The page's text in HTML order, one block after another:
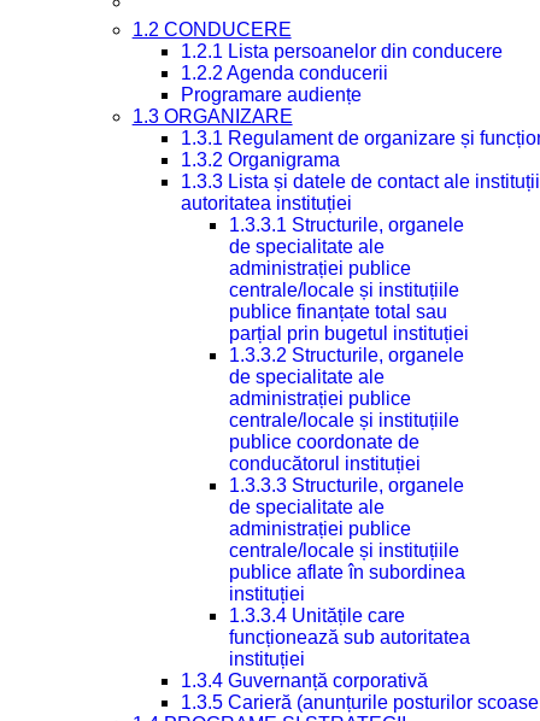
1.2 CONDUCERE
1.2.1 Lista persoanelor din conducere
1.2.2 Agenda conducerii
Programare audiențe
1.3 ORGANIZARE
1.3.1 Regulament de organizare și
1.3.2 Organigrama
1.3.3 Lista și datele de contact ale
autoritatea instituției
1.3.3.1 Structurile, organele
de specialitate ale
administrației publice
centrale/locale și instituțiile
publice finanțate total sau
parțial prin bugetul instituției
1.3.3.2 Structurile, organele
de specialitate ale
administrației publice
centrale/locale și instituțiile
publice coordonate de
conducătorul instituției
1.3.3.3 Structurile, organele
de specialitate ale
administrației publice
centrale/locale și instituțiile
publice aflate în subordinea
instituției
1.3.3.4 Unitățile care
funcționează sub autoritatea
instituției
1.3.4 Guvernanță corporativă
1.3.5 Carieră (anunțurile posturilor